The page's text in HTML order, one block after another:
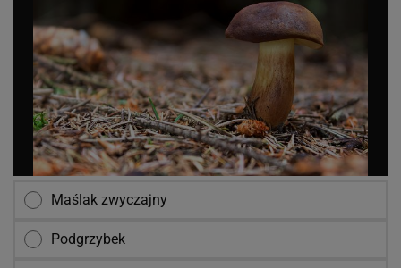
Maślak zwyczajny
Podgrzybek